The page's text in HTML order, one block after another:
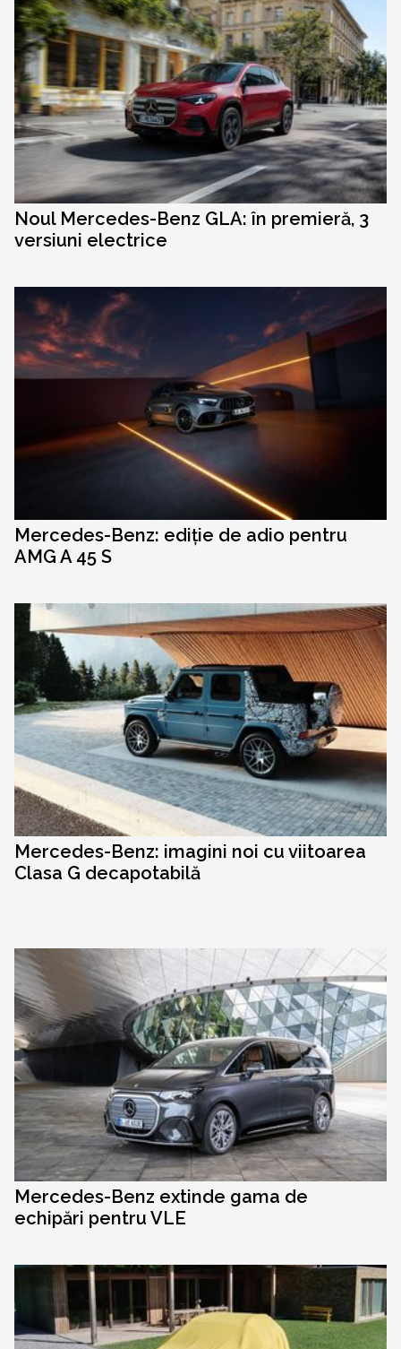
Noul Mercedes-Benz GLA: în premieră, 3
versiuni electrice
Mercedes-Benz: ediție de adio pentru
AMG A 45 S
Mercedes-Benz: imagini noi cu viitoarea
Clasa G decapotabilă
Mercedes-Benz extinde gama de
echipări pentru VLE